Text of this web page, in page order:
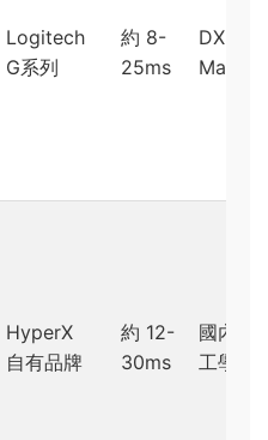
Logitech
G系列
約 8-
25ms
Master
HyperX
自有品牌
約 12-
30ms
國內品
工學椅